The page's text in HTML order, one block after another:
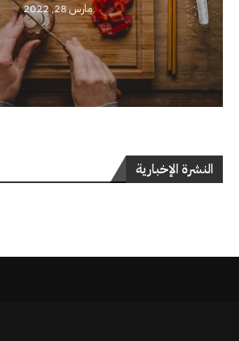
مارس 28, 2022
النشرة الإخبارية